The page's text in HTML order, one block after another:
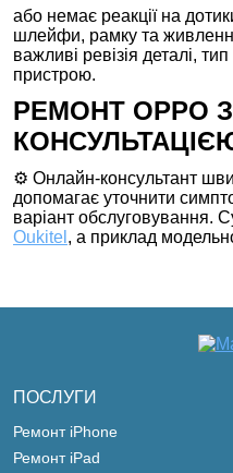
або немає реакції на
шлейфи, рамку та
важливі ревізія деталі,
пристрою.
РЕМОНТ OPPO
⚙️ Онлайн-консультант
допомагає уточнити
варіант обслуговування.
Oukitel , а приклад
ПОСЛУГИ
Ремонт iPhone
Ремонт iPad